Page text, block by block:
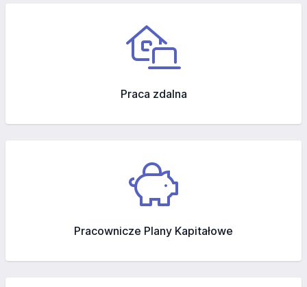
Praca zdalna
Pracownicze Plany Kapitałowe